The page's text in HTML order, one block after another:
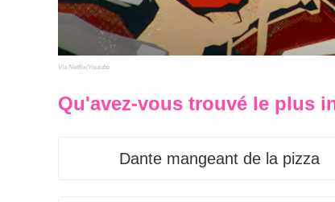
Via Netflix/Youtube
Qu'avez-vous trouvé le plus
Dante mangeant de la pizza